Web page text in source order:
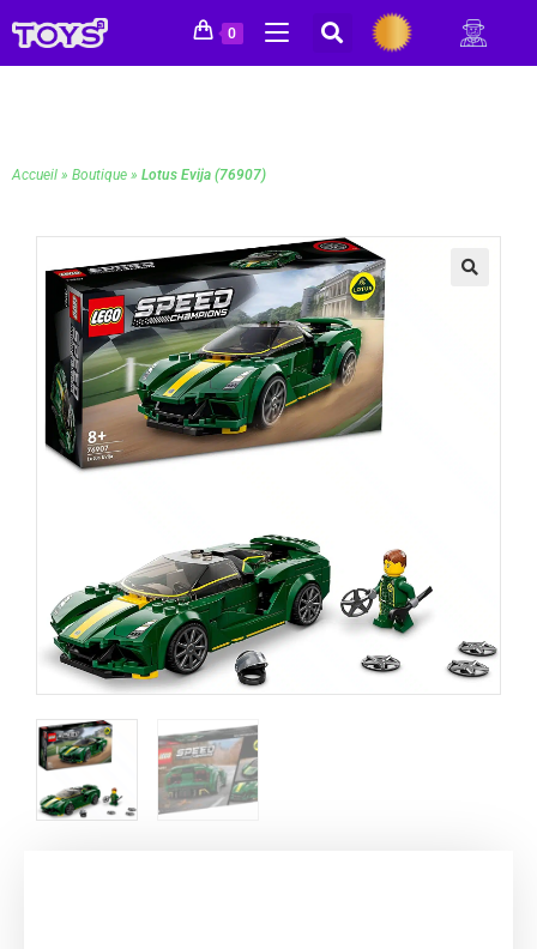
0
Accueil » Boutique » Lotus Evija (76907)